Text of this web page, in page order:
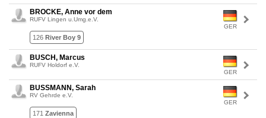
GER
BROCKE, Anne vor dem
RUFV Lingen u.Umg.e.V.
126 River Boy 9
GER
BUSCH, Marcus
RUFV Holdorf e.V.
GER
BUSSMANN, Sarah
RV Gehrde e.V.
171 Zavienna